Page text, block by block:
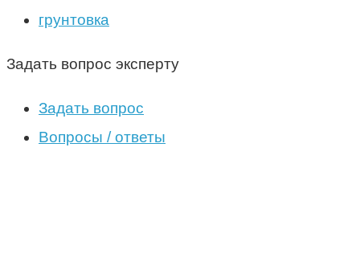
грунтовка
Задать вопрос эксперту
Задать вопрос
Вопросы / ответы